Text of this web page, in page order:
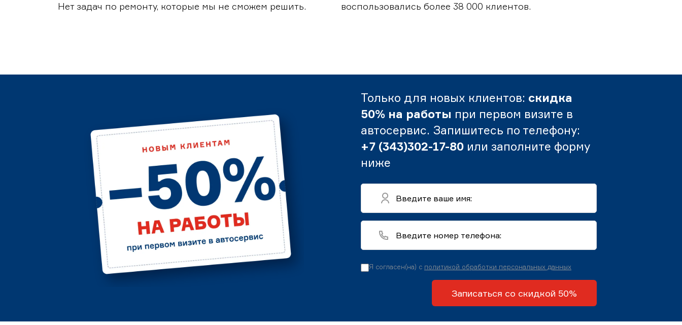
Нет задач по ремонту, которые мы не сможем решить.
воспользовались более 38 000 клиентов.
Только для новых клиентов: скидка
50% на работы при первом визите в
автосервис. Запишитесь по телефону:
+7 (343)302-17-80 или заполните форму
ниже
Я согласен(на) с политикой обработки персональных данных
Записаться со скидкой 50%